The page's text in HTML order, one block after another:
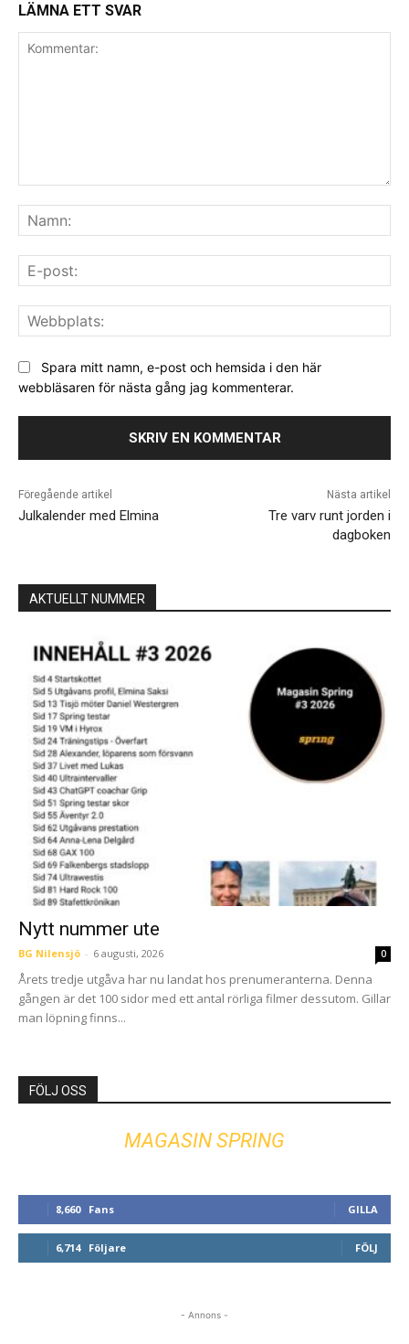
LÄMNA ETT SVAR
Spara mitt namn, e-post och hemsida i den här
webbläsaren för nästa gång jag kommenterar.
Föregående artikel
Julkalender med Elmina
Nästa artikel
Tre varv runt jorden i
dagboken
AKTUELLT NUMMER
Nytt nummer ute
BG Nilensjö - 6 augusti, 2026 0
Årets tredje utgåva har nu landat hos prenumeranterna. Denna
gången är det 100 sidor med ett antal rörliga filmer dessutom. Gillar
man löpning finns...
FÖLJ OSS
MAGASIN SPRING
8,660 Fans GILLA
6,714 Följare FÖLJ
- Annons -